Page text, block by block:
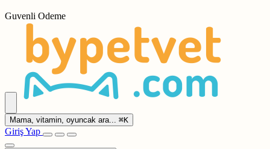
Guvenli Odeme
Mama, vitamin, oyuncak ara... ⌘K
Giriş Yap